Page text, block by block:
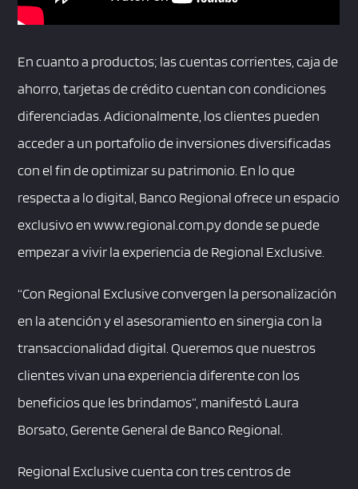
En cuanto a productos; las cuentas corrientes, caja de
ahorro, tarjetas de crédito cuentan con condiciones
diferenciadas. Adicionalmente, los clientes pueden
acceder a un portafolio de inversiones diversificadas
con el fin de optimizar su patrimonio. En lo que
respecta a lo digital, Banco Regional ofrece un espacio
exclusivo en www.regional.com.py donde se puede
empezar a vivir la experiencia de Regional Exclusive.
“Con Regional Exclusive convergen la personalización
en la atención y el asesoramiento en sinergia con la
transaccionalidad digital. Queremos que nuestros
clientes vivan una experiencia diferente con los
beneficios que les brindamos”, manifestó Laura
Borsato, Gerente General de Banco Regional.
Regional Exclusive cuenta con tres centros de